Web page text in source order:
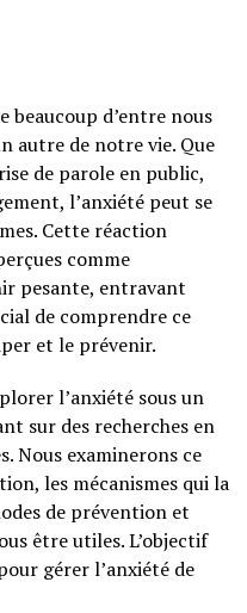
beaucoup d’entre nous
autre de notre vie. Que
de parole en public,
l’anxiété peut se
Cette réaction
comme
pesante, entravant
de comprendre ce
et le prévenir.
l’anxiété sous un
sur des recherches en
Nous examinerons ce
les mécanismes qui la
de prévention et
être utiles. L’objectif
gérer l’anxiété de